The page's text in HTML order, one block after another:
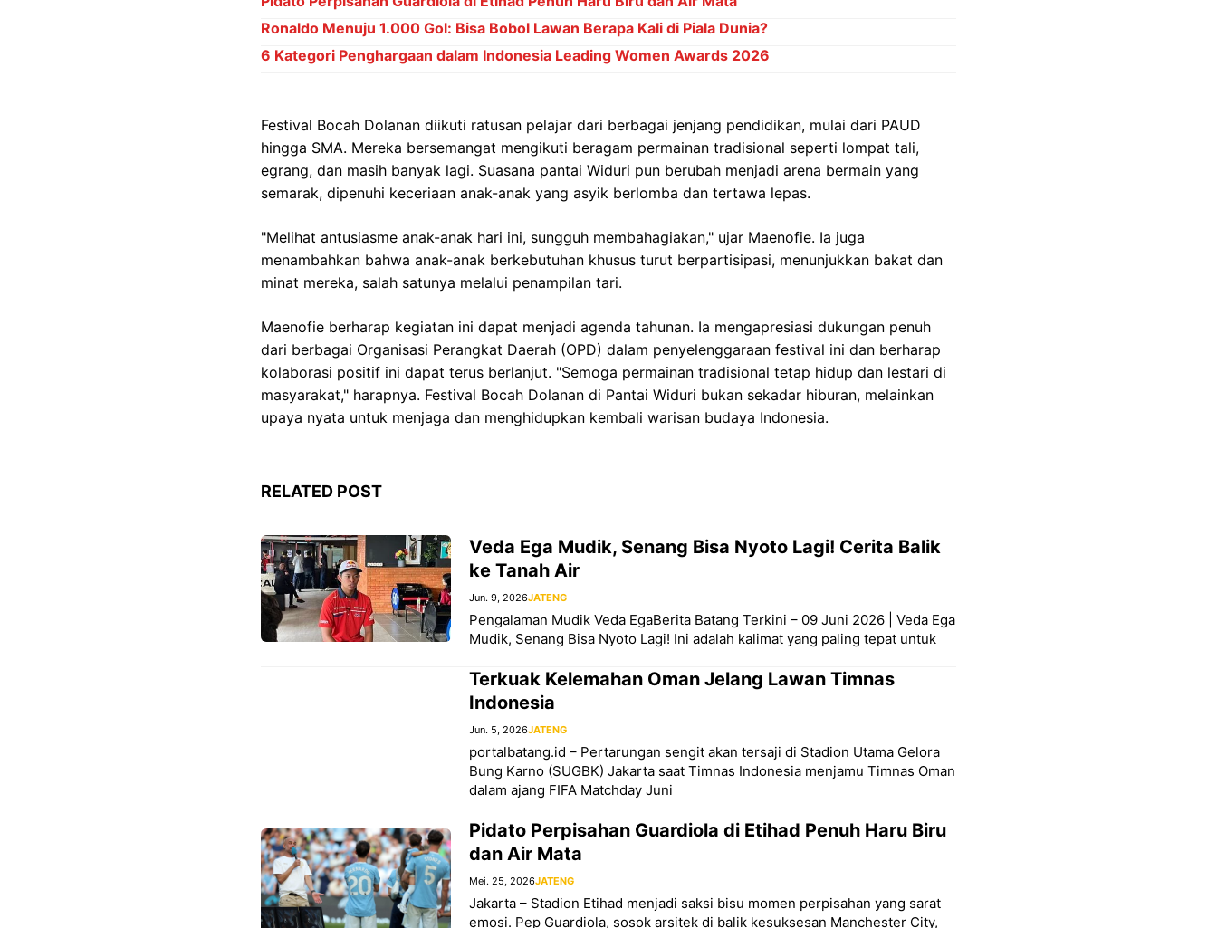
Ronaldo Menuju 1.000 Gol: Bisa Bobol Lawan Berapa Kali di Piala Dunia?
6 Kategori Penghargaan dalam Indonesia Leading Women Awards 2026
Festival Bocah Dolanan diikuti ratusan pelajar dari berbagai jenjang pendidikan, mulai dari PAUD
hingga SMA. Mereka bersemangat mengikuti beragam permainan tradisional seperti lompat tali,
egrang, dan masih banyak lagi. Suasana pantai Widuri pun berubah menjadi arena bermain yang
semarak, dipenuhi keceriaan anak-anak yang asyik berlomba dan tertawa lepas.
"Melihat antusiasme anak-anak hari ini, sungguh membahagiakan," ujar Maenofie. Ia juga
menambahkan bahwa anak-anak berkebutuhan khusus turut berpartisipasi, menunjukkan bakat dan
minat mereka, salah satunya melalui penampilan tari.
Maenofie berharap kegiatan ini dapat menjadi agenda tahunan. Ia mengapresiasi dukungan penuh
dari berbagai Organisasi Perangkat Daerah (OPD) dalam penyelenggaraan festival ini dan berharap
kolaborasi positif ini dapat terus berlanjut. "Semoga permainan tradisional tetap hidup dan lestari di
masyarakat," harapnya. Festival Bocah Dolanan di Pantai Widuri bukan sekadar hiburan, melainkan
upaya nyata untuk menjaga dan menghidupkan kembali warisan budaya Indonesia.
RELATED POST
Veda Ega Mudik, Senang Bisa Nyoto Lagi! Cerita Balik
ke Tanah Air
Jun. 9, 2026JATENG
Pengalaman Mudik Veda EgaBerita Batang Terkini – 09 Juni 2026 | Veda Ega
Mudik, Senang Bisa Nyoto Lagi! Ini adalah kalimat yang paling tepat untuk
Terkuak Kelemahan Oman Jelang Lawan Timnas
Indonesia
Jun. 5, 2026JATENG
portalbatang.id – Pertarungan sengit akan tersaji di Stadion Utama Gelora
Bung Karno (SUGBK) Jakarta saat Timnas Indonesia menjamu Timnas Oman
dalam ajang FIFA Matchday Juni
Pidato Perpisahan Guardiola di Etihad Penuh Haru Biru
dan Air Mata
Mei. 25, 2026JATENG
Jakarta – Stadion Etihad menjadi saksi bisu momen perpisahan yang sarat
emosi. Pep Guardiola, sosok arsitek di balik kesuksesan Manchester City,